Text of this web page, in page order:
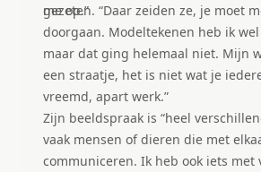
me op.”
gezeten. “Daar zeiden ze, je moet
doorgaan. Modeltekenen heb ik
maar dat ging helemaal niet. Mijn
een straatje, het is niet wat je
vreemd, apart werk.”
Zijn beeldspraak is “heel
vaak mensen of dieren die met
communiceren. Ik heb ook iets met